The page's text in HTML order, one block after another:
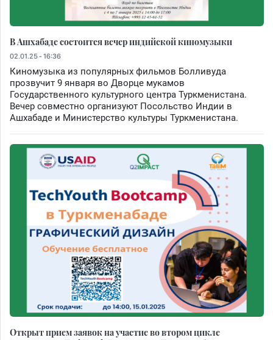
В Ашхабаде состоится вечер индийской киномузыки
02.01.25 - 16:36
Киномузыка из популярных фильмов Болливуда
прозвучит 9 января во Дворце мукамов
Государственного культурного центра Туркменистана.
Вечер совместно организуют Посольство Индии в
Ашхабаде и Министерство культуры Туркменистана.
Открыт прием заявок на участие во втором цикле